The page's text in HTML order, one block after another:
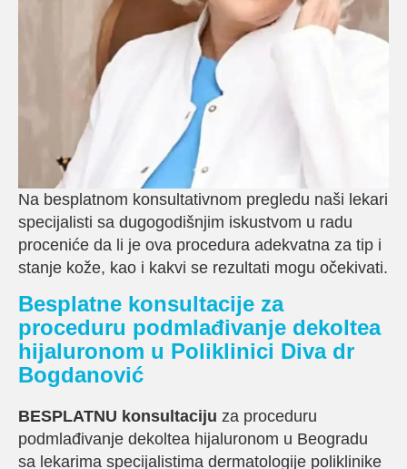
Na besplatnom konsultativnom pregledu naši lekari
specijalisti sa dugogodišnjim iskustvom u radu
proceniće da li je ova procedura adekvatna za tip i
stanje kože, kao i kakvi se rezultati mogu očekivati.
Besplatne konsultacije za
proceduru podmlađivanje dekoltea
hijaluronom u Poliklinici Diva dr
Bogdanović
BESPLATNU konsultaciju za proceduru
podmlađivanje dekoltea hijaluronom u Beogradu
sa lekarima specijalistima dermatologije poliklinike